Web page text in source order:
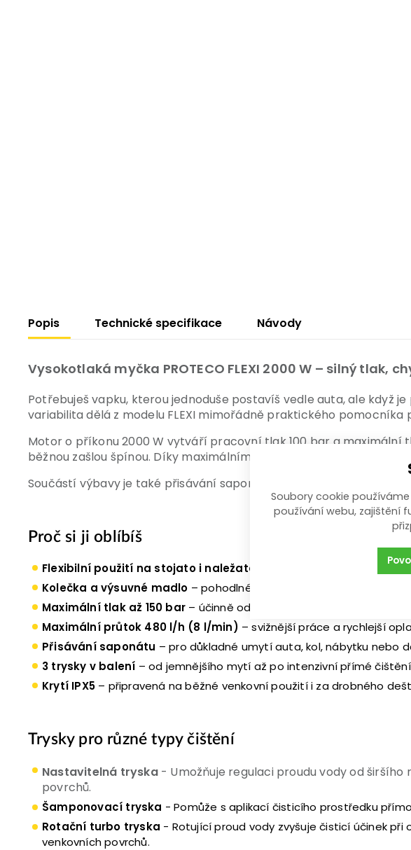
Popis Technické specifikace Návody
Vysokotlaká myčka PROTECO FLEXI 2000 W – silný
Potřebuješ vapku, kterou jednoduše postavíš vedle auta, ale když
variabilita dělá z modelu FLEXI mimořádně praktického
Motor o příkonu 2000 W vytváří pracovní tlak 100 bar a maximální
běžnou zašlou špínou. Díky maximálnímu průtoku 480 l/h zvládneš
Součástí výbavy je také přisávání saponátu a trojice trysek, takže
Proč si ji oblíbíš
Flexibilní použití na stojato i naležato s kolečky
– postavíš ji
Kolečka a výsuvné madlo – pohodlné přemisťování kolem auta,
Maximální tlak až 150 bar – účinně odstraní bláto, prach i odolnější
Maximální průtok 480 l/h (8 l/min) – svižnější práce a rychlejší
Přisávání saponátu – pro důkladné umytí auta, kol, nábytku nebo
3 trysky v balení – od jemnějšího mytí až po intenzivní přímé čištění
Krytí IPX5 – připravená na běžné venkovní použití i za drobného
Trysky pro různé typy čištění
Nastavitelná tryska - Umožňuje regulaci proudu vody od
povrchů.
Šamponovací tryska -Pomůže s aplikací čisticího prostředku
Rotační turbo tryska - Rotující proud vody zvyšuje čisticí účinek
venkovních povrchů.
Soubory cookie
používání webu, zajištění